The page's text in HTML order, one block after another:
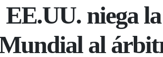
niega
al